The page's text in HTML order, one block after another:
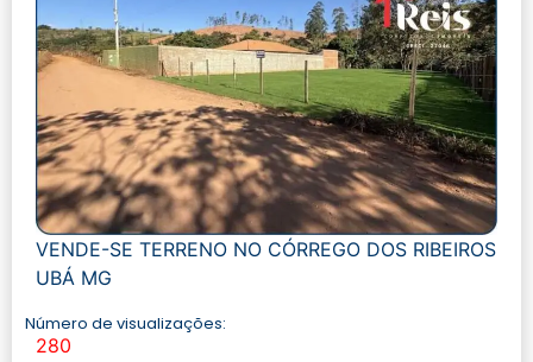
VENDE-SE TERRENO NO CÓRREGO DOS RIBEIROS
UBÁ MG
Número de visualizações:
280